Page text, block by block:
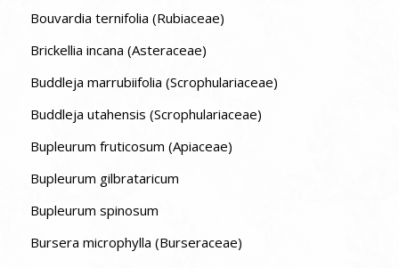
Bouvardia ternifolia (Rubiaceae)
Brickellia incana (Asteraceae)
Buddleja marrubiifolia (Scrophulariaceae)
Buddleja utahensis (Scrophulariaceae)
Bupleurum fruticosum (Apiaceae)
Bupleurum gilbrataricum
Bupleurum spinosum
Bursera microphylla (Burseraceae)